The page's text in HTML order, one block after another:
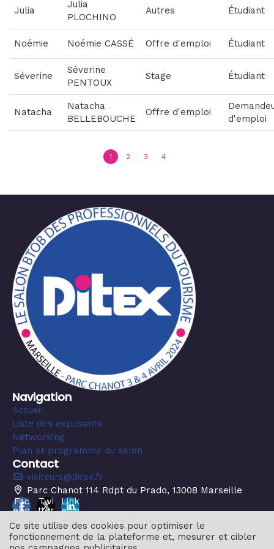
Julia
Julia
PLOCHINO
Autres Étudiant
Noémie Noémie CASSÉ Offre d'emploi Étudiant
Séverine
Séverine
PENTOUX
Stage Étudiant
Natacha
Natacha
BELLEBOUCHE
Offre d'emploi
d'emploi
1 2 3 4
Navigation
Accueil
Liste des exposants
Networking
Plan et programme du salon
Contact
visiteurs@ditex.fr
Parc Chanot 114 Rdpt du Prado, 13008 Marseille
Fac
ebo
Twi
tter
Link
edin
Ce site utilise des cookies pour optimiser le
fonctionnement de la plateforme et, mesurer et cibler